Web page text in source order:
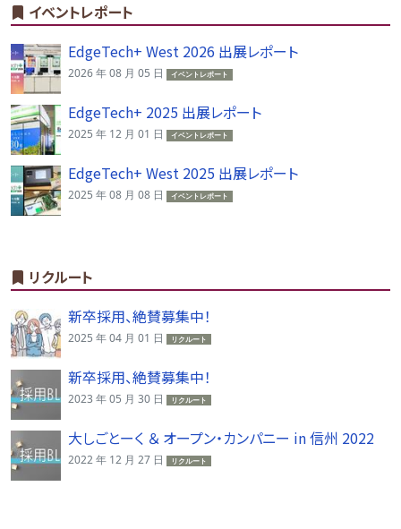
イベントレポート
EdgeTech+ West 2026 出展レポート
2026 年 08 月 05 日 イベントレポート
EdgeTech+ 2025 出展レポート
2025 年 12 月 01 日 イベントレポート
EdgeTech+ West 2025 出展レポート
2025 年 08 月 08 日 イベントレポート
リクルート
新卒採用、絶賛募集中！
2025 年 04 月 01 日 リクルート
新卒採用、絶賛募集中！
2023 年 05 月 30 日 リクルート
大しごとーく ＆ オープン・カンパニー in 信州 2022
2022 年 12 月 27 日 リクルート